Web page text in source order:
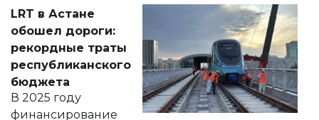
документ
появился в базе
нормативных
правовых актов и
на сайте маслихат
города.
LRT в Астане
обошел дороги:
рекордные траты
республиканского
бюджета
В 2025 году
финансирование